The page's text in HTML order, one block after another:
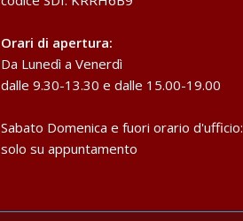
Orari di apertura:
Da Lunedì a Venerdì
dalle 9.30-13.30 e dalle 15.00-19.00
Sabato Domenica e fuori orario d'ufficio:
solo su appuntamento